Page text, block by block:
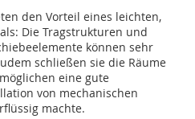
den Vorteil eines leichten,
Die Tragstrukturen und
können sehr
schließen sie die Räume
eine gute
von mechanischen
machte.